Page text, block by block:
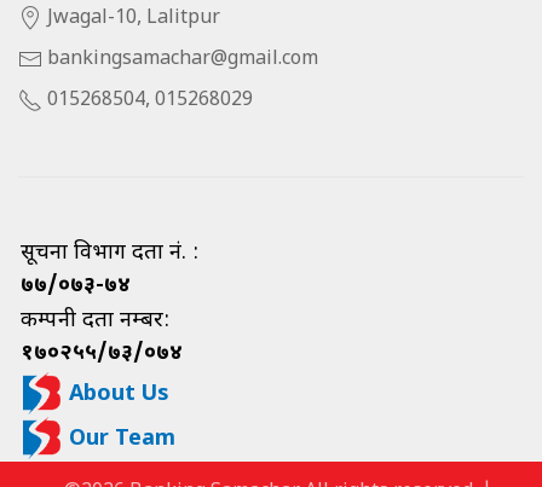
Jwagal-10, Lalitpur
bankingsamachar@gmail.com
015268504, 015268029
सूचना विभाग दर्ता नं. :
७७/०७३-७४
कम्पनी दर्ता नम्बर:
१७०२५५/७३/०७४
About Us
Our Team